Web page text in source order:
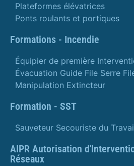
Plateformes élévatrices
Ponts roulants et portiques
Formations - Incendie
Équipier de première
Évacuation Guide File Serre
Manipulation Extincteur
Formation - SST
Sauveteur Secouriste du
AIPR Autorisation
Réseaux